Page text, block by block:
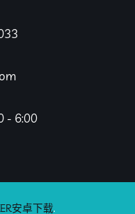
- 6:00
安卓下载.